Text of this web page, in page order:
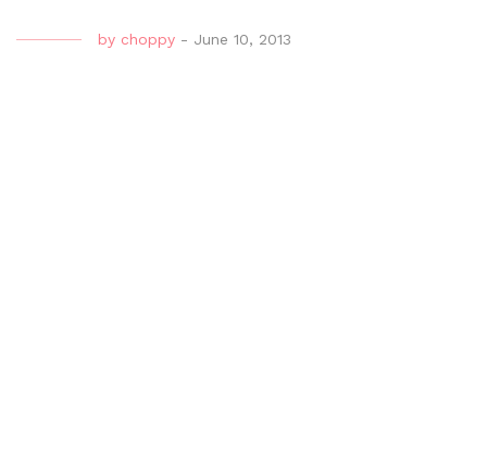
by choppy - June 10, 2013